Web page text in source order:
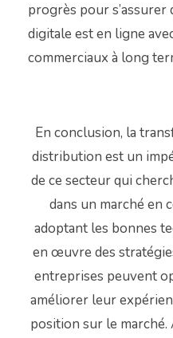
progrès pour
digitale est en ligne
commerciaux à long
En conclusion, la
distribution est un
de ce secteur qui
dans un marché en
adoptant les bonnes
en œuvre des
entreprises peuvent
améliorer leur
position sur le marché.